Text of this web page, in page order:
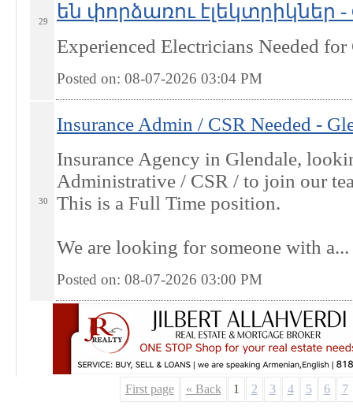
29
են փորձառու էլեկտրիկներ -
Experienced Electricians Needed
Posted on: 08-07-2026 03:04 PM
30
Insurance Admin / CSR Needed -
Insurance Agency in Glendale,
Administrative / CSR / to join our
This is a Full Time position.
We are looking for someone with a...
Posted on: 08-07-2026 03:00 PM
First page « Back 1 2 3 4 5 6 7